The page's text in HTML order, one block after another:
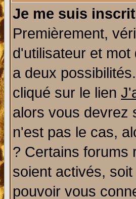
Je me suis
Premièrement,
d'utilisateur et
a deux
cliqué sur le lien
alors vous devrez
n'est pas le cas,
? Certains forums
soient activés,
pouvoir vous